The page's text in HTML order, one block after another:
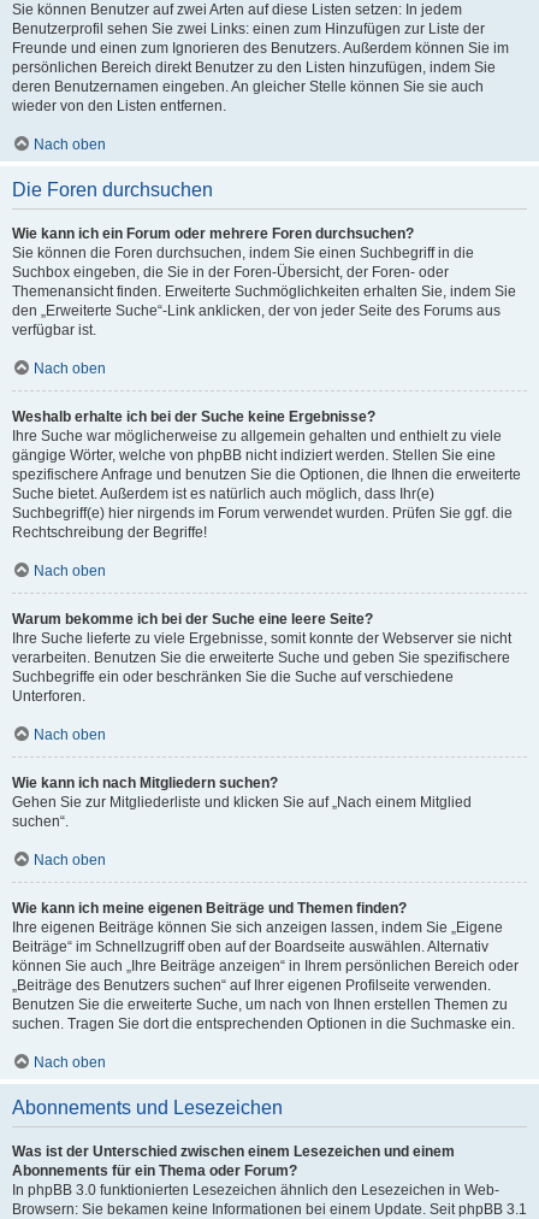
Sie können Benutzer auf zwei Arten auf diese Listen setzen: In jedem
Benutzerprofil sehen Sie zwei Links: einen zum Hinzufügen zur Liste der
Freunde und einen zum Ignorieren des Benutzers. Außerdem können Sie im
persönlichen Bereich direkt Benutzer zu den Listen hinzufügen, indem Sie
deren Benutzernamen eingeben. An gleicher Stelle können Sie sie auch
wieder von den Listen entfernen.
Nach oben
Die Foren durchsuchen
Wie kann ich ein Forum oder mehrere Foren durchsuchen?
Sie können die Foren durchsuchen, indem Sie einen Suchbegriff in die
Suchbox eingeben, die Sie in der Foren-Übersicht, der Foren- oder
Themenansicht finden. Erweiterte Suchmöglichkeiten erhalten Sie, indem Sie
den „Erweiterte Suche“-Link anklicken, der von jeder Seite des Forums aus
verfügbar ist.
Nach oben
Weshalb erhalte ich bei der Suche keine Ergebnisse?
Ihre Suche war möglicherweise zu allgemein gehalten und enthielt zu viele
gängige Wörter, welche von phpBB nicht indiziert werden. Stellen Sie eine
spezifischere Anfrage und benutzen Sie die Optionen, die Ihnen die erweiterte
Suche bietet. Außerdem ist es natürlich auch möglich, dass Ihr(e)
Suchbegriff(e) hier nirgends im Forum verwendet wurden. Prüfen Sie ggf. die
Rechtschreibung der Begriffe!
Nach oben
Warum bekomme ich bei der Suche eine leere Seite?
Ihre Suche lieferte zu viele Ergebnisse, somit konnte der Webserver sie nicht
verarbeiten. Benutzen Sie die erweiterte Suche und geben Sie spezifischere
Suchbegriffe ein oder beschränken Sie die Suche auf verschiedene
Unterforen.
Nach oben
Wie kann ich nach Mitgliedern suchen?
Gehen Sie zur Mitgliederliste und klicken Sie auf „Nach einem Mitglied
suchen“.
Nach oben
Wie kann ich meine eigenen Beiträge und Themen finden?
Ihre eigenen Beiträge können Sie sich anzeigen lassen, indem Sie „Eigene
Beiträge“ im Schnellzugriff oben auf der Boardseite auswählen. Alternativ
können Sie auch „Ihre Beiträge anzeigen“ in Ihrem persönlichen Bereich oder
„Beiträge des Benutzers suchen“ auf Ihrer eigenen Profilseite verwenden.
Benutzen Sie die erweiterte Suche, um nach von Ihnen erstellen Themen zu
suchen. Tragen Sie dort die entsprechenden Optionen in die Suchmaske ein.
Nach oben
Abonnements und Lesezeichen
Was ist der Unterschied zwischen einem Lesezeichen und einem
Abonnements für ein Thema oder Forum?
In phpBB 3.0 funktionierten Lesezeichen ähnlich den Lesezeichen in Web-
Browsern: Sie bekamen keine Informationen bei einem Update. Seit phpBB 3.1